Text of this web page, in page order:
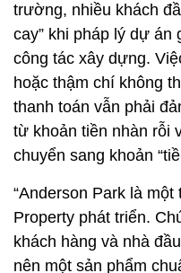
trường, nhiều khách
cay” khi pháp lý dự án
công tác xây dựng.
hoặc thậm chí không
thanh toán vẫn phải
từ khoản tiền nhàn rỗi
chuyển sang khoản
“Anderson Park là
Property phát triển.
khách hàng và nhà
nên một sản phẩm